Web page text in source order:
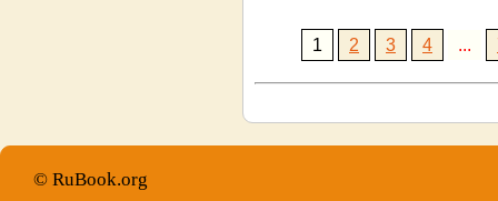
1 2 3 4 ...
© RuBook.org